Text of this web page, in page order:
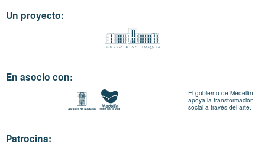
Un proyecto:
En asocio con:
El gobierno de Medellín
apoya la transformación
social a través del arte.
Patrocina: